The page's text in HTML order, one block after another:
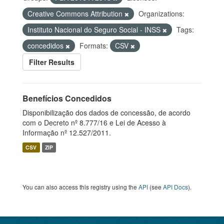
Creative Commons Attribution
Organizations:
Instituto Nacional do Seguro Social - INSS
Tags:
concedidos
Formats:
CSV
Filter Results
Benefícios Concedidos
Disponibilização dos dados de concessão, de acordo
com o Decreto nº 8.777/16 e Lei de Acesso à
Informação nº 12.527/2011.
CSV ZIP
You can also access this registry using the API (see API Docs).